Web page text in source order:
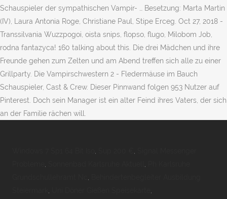
Schauspieler der sympathischen Vampir- … Besetzung: Marta Martin
(IV), Laura Antonia Roge, Christiane Paul, Stipe Erceg. Oct 27, 2018 -
Transsilvania Wuzzpogoi, oista snips, flopso, flugo, Milobom Job,
rodna fantazyca! 160 talking about this. Die drei Mädchen und ihre
Freunde gehen zum Zelten und am Abend treffen sich alle zu einer
Grillparty. Die Vampirschwestern 2 - Fledermäuse im Bauch
Schauspieler, Cast & Crew. Dieser Pinnwand folgen 953 Nutzer auf
Pinterest. Doch sein Manager ist ein alter Feind ihres Vaters, der sich
an der Familie rächen will.